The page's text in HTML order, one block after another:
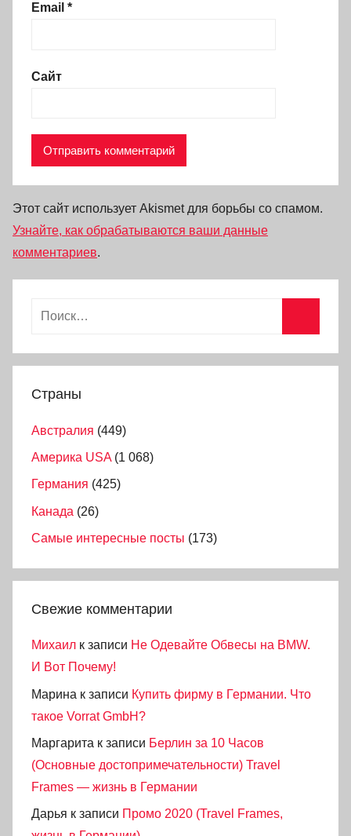
Email *
Сайт
Этот сайт использует Akismet для борьбы со спамом.
Узнайте, как обрабатываются ваши данные
комментариев.
Страны
Австралия (449)
Америка USA(1 068)
Германия (425)
Канада (26)
Самые интересные посты (173)
Свежие комментарии
Михаил к записи Не Одевайте Обвесы на BMW.
И Вот Почему!
Марина к записи Купить фирму в Германии. Что
такое Vorrat GmbH?
Маргарита к записи Берлин за 10 Часов
(Основные достопримечательности) Travel
Frames — жизнь в Германии
Дарья к записи Промо 2020 (Travel Frames,